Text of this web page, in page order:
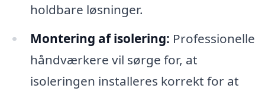
holdbare løsninger.
Montering af isolering: Professionelle
håndværkere vil sørge for, at
isoleringen installeres korrekt for at